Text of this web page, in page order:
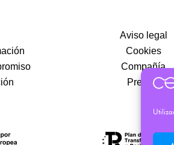
Aviso legal
Cookies
Compañía
Precios